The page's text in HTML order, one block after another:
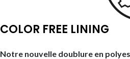
COLOR FREE LINING
Notre nouvelle doublure en